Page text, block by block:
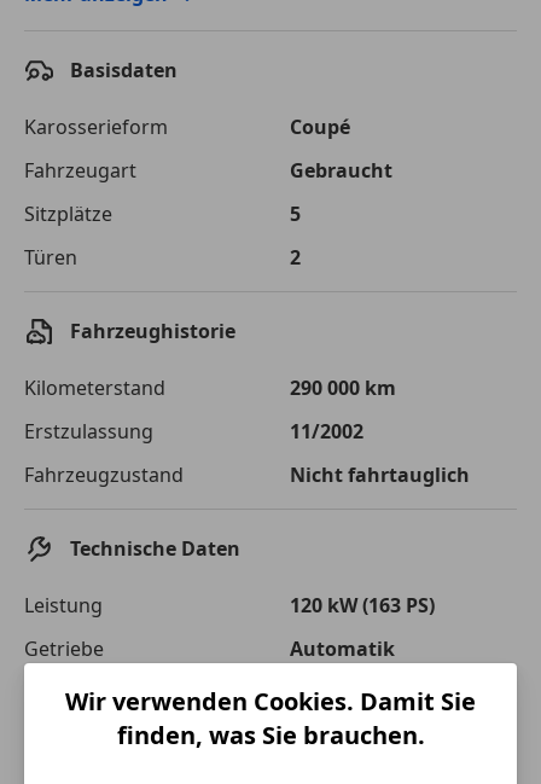
Laufzeit
Kreditbetrag
€ 1 800,-
Zu zahlender
Gesamtbetrag
€ 2 860,-
Einberechnete Gebühren
€ 0,-
Sollzinssatz
Monatliche Rate
€ 23,83
Der Kreditrechner enthält repräsentative Werte, zu denen wir
typischerweise Kredite vergeben. Der Sollzinssatz ist
bonitätsabhängig. Laufzeit mindestens 12, höchstens 120 Monate.
Bonitätskriterien vorausgesetzt.
Jetzt berechnen
Basisdaten
Karosserieform
Coupé
Fahrzeugart
Gebraucht
Sitzplätze
5
Türen
2
Fahrzeughistorie
Kilometerstand
290 000 km
Erstzulassung
11/2002
Fahrzeugzustand
Nicht fahrtauglich
Technische Daten
Leistung
120 kW (163 PS)
Getriebe
Automatik
Hubraum
1 998 cm³
5
Wir verwenden Cookies. Damit Sie
finden, was Sie brauchen.